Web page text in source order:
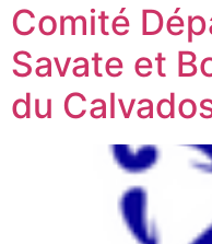
Comité
Savate et
du